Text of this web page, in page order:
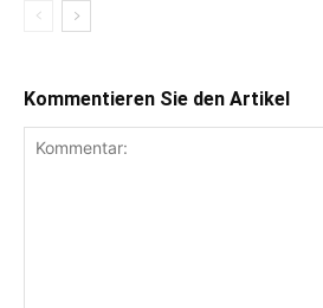
Kommentieren Sie den Artikel